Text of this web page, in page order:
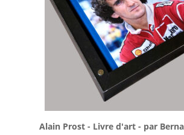
Alain Prost - Livre d'art - par